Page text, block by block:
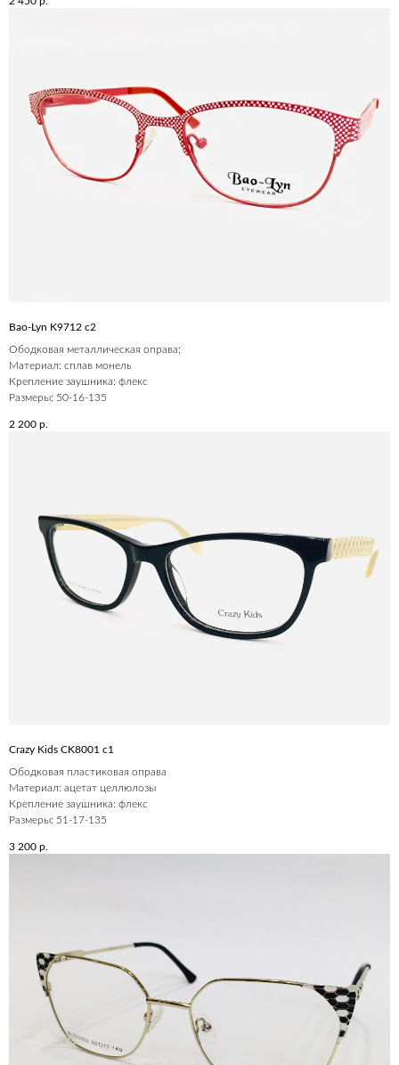
Bao-Lyn K9712 c2
Ободковая металлическая оправа;
Материал: сплав монель
Крепление заушника: флекс
Размеры: 50-16-135
2 200 р.
Crazy Kids CK8001 c1
Ободковая пластиковая оправа
Материал: ацетат целлюлозы
Крепление заушника: флекс
Размеры: 51-17-135
3 200 р.